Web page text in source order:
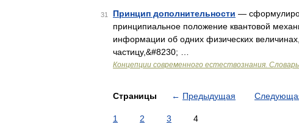
31 Принцип дополнительности —
принципиальное положение квантовой
информации об одних физических
частицу,&#8230; …
Концепции современного естествознания.
Страницы ← Предыдущая
1 2 3 4